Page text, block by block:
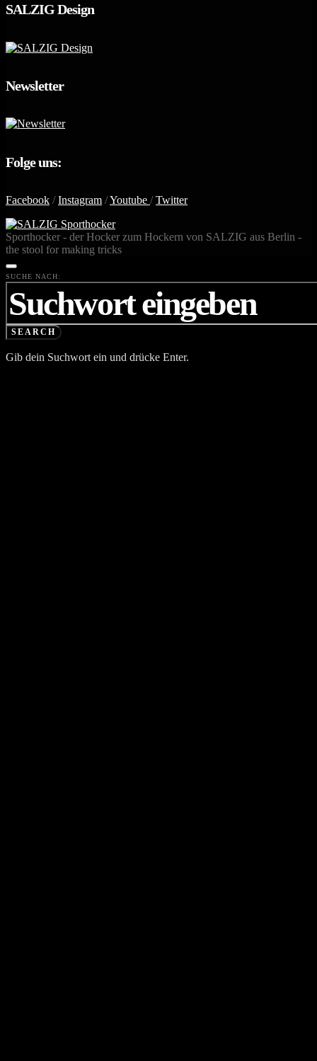
SALZIG Design
Newsletter
Folge uns:
Facebook /Instagram /Youtube /Twitter
Sporthocker - der Hocker zum Hockern von SALZIG aus Berlin -
the stool for making tricks
SUCHE NACH:
SEARCH
Gib dein Suchwort ein und drücke Enter.